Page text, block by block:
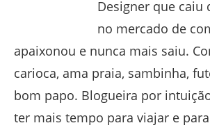
Designer que caiu
no mercado de
apaixonou e nunca mais saiu.
carioca, ama praia, sambinha,
bom papo. Blogueira por
ter mais tempo para viajar e